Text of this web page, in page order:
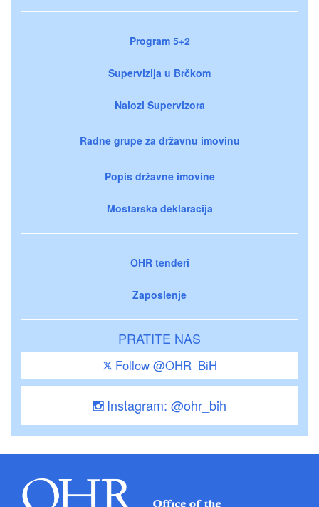
Program 5+2
Supervizija u Brčkom
Nalozi Supervizora
Radne grupe za državnu imovinu
Popis državne imovine
Mostarska deklaracija
OHR tenderi
Zaposlenje
PRATITE NAS
Follow @OHR_BiH
Instagram: @ohr_bih